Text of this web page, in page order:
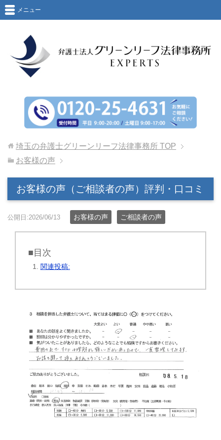
メニュー
埼玉の弁護士グリーンリーフ法律事務所 TOP
お客様の声
お客様の声（ご相談者の声）評判・口コミ
公開日:2026/06/13 お客様の声 ご相談者の声
■目次
関連投稿: